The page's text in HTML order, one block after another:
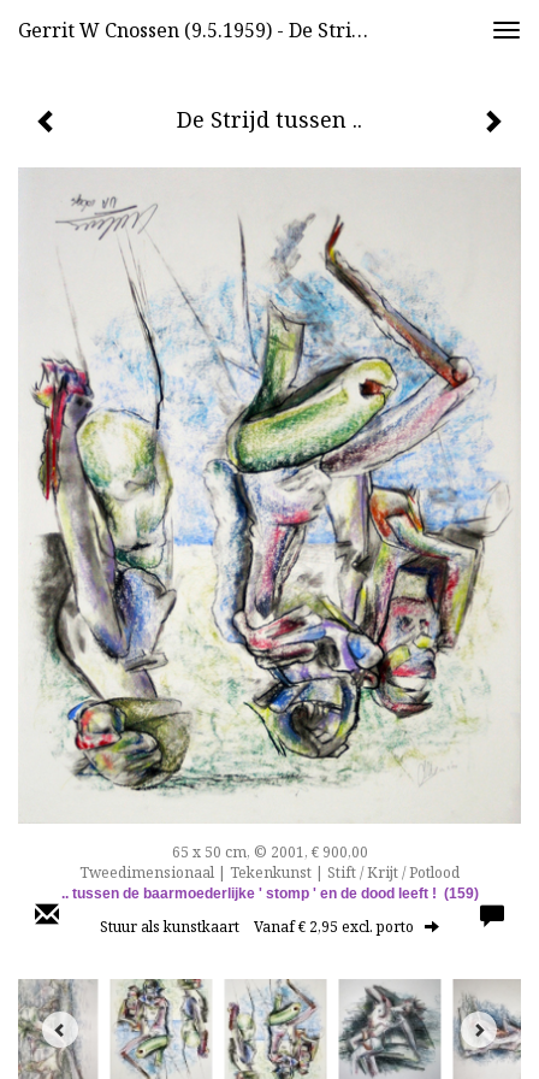
Gerrit W Cnossen (9.5.1959) - De Strijd Tussen ..
De Strijd tussen ..
65 x 50 cm, © 2001, € 900,00
Tweedimensionaal | Tekenkunst | Stift / Krijt / Potlood
.. tussen de baarmoederlijke ' stomp ' en de dood leeft ! (159)
Stuur als kunstkaart Vanaf € 2,95 excl. porto